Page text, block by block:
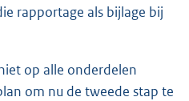
rapportage als bijlage bij
op alle onderdelen
om nu de tweede stap te